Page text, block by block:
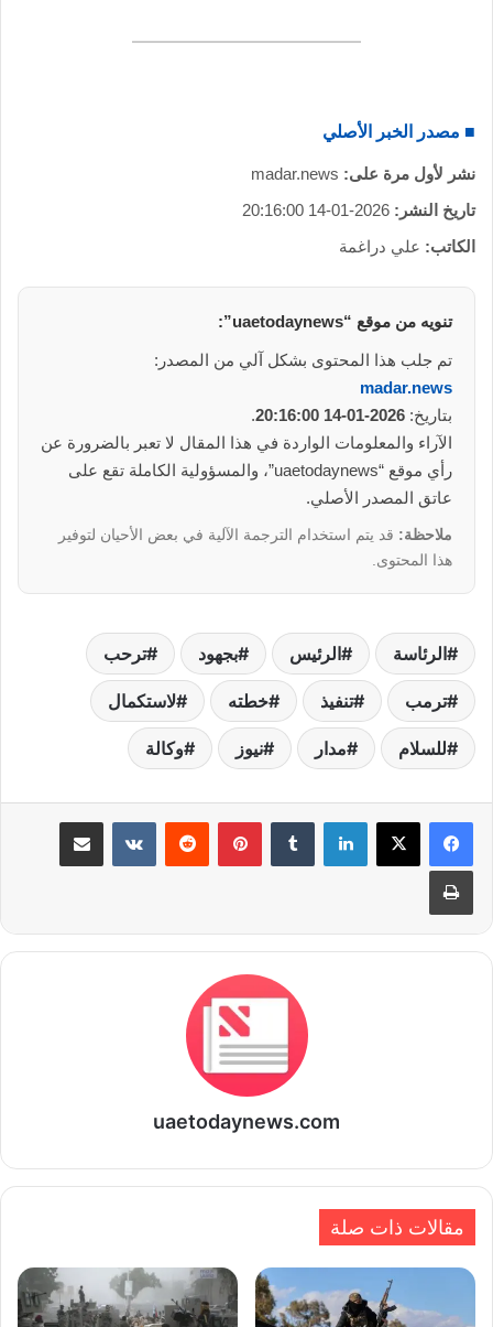
■ مصدر الخبر الأصلي
نشر لأول مرة على: madar.news
تاريخ النشر: 2026-01-14 20:16:00
الكاتب: علي دراغمة
تنويه من موقع “uaetodaynews”:
تم جلب هذا المحتوى بشكل آلي من المصدر:
madar.news
بتاريخ: 2026-01-14 20:16:00
.
الآراء والمعلومات الواردة في هذا المقال لا تعبر بالضرورة عن
رأي موقع “uaetodaynews”، والمسؤولية الكاملة تقع على
عاتق المصدر الأصلي.
ملاحظة: قد يتم استخدام الترجمة الآلية في بعض الأحيان لتوفير
هذا المحتوى.
الرئاسة الرئيس بجهود ترحب
ترمب تنفيذ خطته لاستكمال
للسلام مدار نيوز وكالة
لينكدإن بينتيريست مشاركة عبر البريد
طباعة
uaetodaynews.com
مقالات ذات صلة